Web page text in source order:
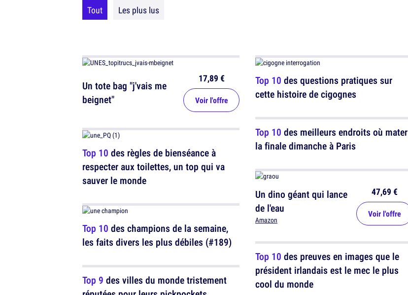
Tout Les plus lus
Un tote bag "j'vais me
beignet"
17,89 €
Voir l'offre
Top 10 des règles de bienséance à
respecter aux toilettes, un top qui va
sauver le monde
Top 10 des champions de la semaine,
les faits divers les plus débiles (#189)
Top 9 des villes du monde tristement
Top 10 des questions pratiques sur
cette histoire de cigognes
Top 10 des meilleurs endroits où mater
la finale dimanche à Paris
Un dino géant qui lance
de l'eau
Amazon
47,69 €
Voir l'offre
Top 10 des preuves en images que le
président irlandais est le mec le plus
cool du monde